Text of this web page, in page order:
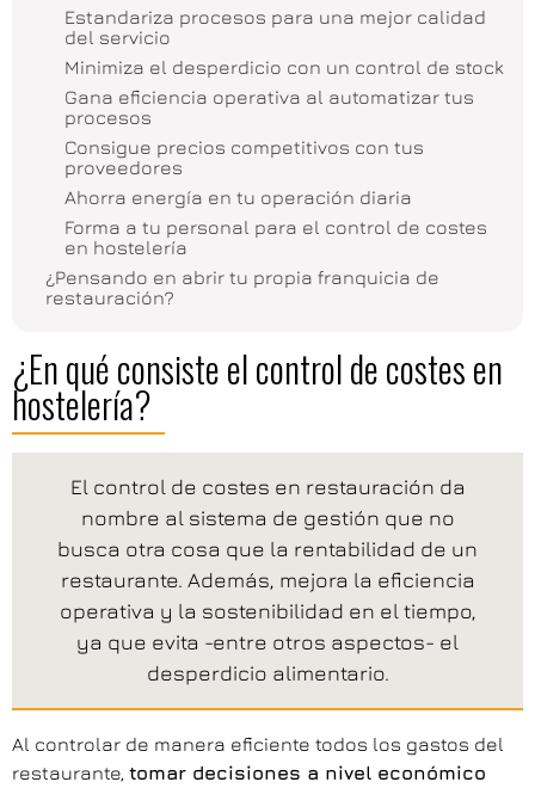
Estandariza procesos para una mejor calidad
del servicio
Minimiza el desperdicio con un control de stock
Gana eficiencia operativa al automatizar tus
procesos
Consigue precios competitivos con tus
proveedores
Ahorra energía en tu operación diaria
Forma a tu personal para el control de costes
en hostelería
¿Pensando en abrir tu propia franquicia de
restauración?
¿En qué consiste el control de costes en
hostelería?
El control de costes en restauración da
nombre al sistema de gestión que no
busca otra cosa que la rentabilidad de un
restaurante. Además, mejora la eficiencia
operativa y la sostenibilidad en el tiempo,
ya que evita -entre otros aspectos- el
desperdicio alimentario.
Al controlar de manera eficiente todos los gastos del
restaurante, tomar decisiones a nivel económico